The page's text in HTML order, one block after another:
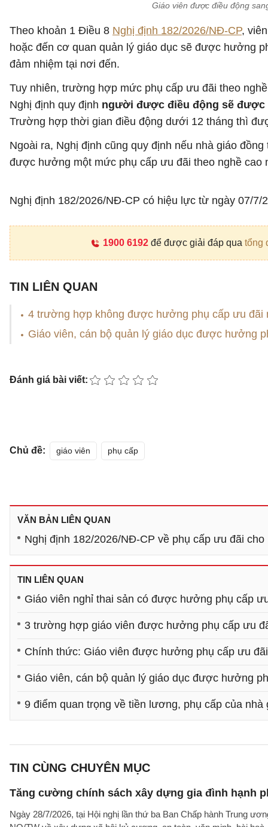
Giáo viên được điều động
Theo khoản 1 Điều 8 Nghị định 182/2026/NĐ-CP,
hoặc đến cơ quan quản lý giáo dục sẽ được hưởng
đảm nhiệm tại nơi đến.
Tuy nhiên, trường hợp mức phụ cấp ưu đãi theo
Nghị định quy định người được điều động sẽ được
Trường hợp thời gian điều động dưới 12 tháng thì
Ngoài ra, Nghị định cũng quy định nếu nhà giáo
được hưởng một mức phụ cấp ưu đãi theo nghề cao
Nghị định 182/2026/NĐ-CP có hiệu lực từ ngày 07/
1900 6192để được giải đáp qua tổng
TIN LIÊN QUAN
4 trường hợp không được hưởng phụ cấp ưu đãi
Giáo viên, cán bộ quản lý giáo dục được hưởng
Đánh giá bài viết:
Chủ đề: giáo viên phụ cấp
VĂN BẢN LIÊN QUAN
Nghị định 182/2026/NĐ-CP về phụ cấp ưu đãi
TIN LIÊN QUAN
Giáo viên nghỉ thai sản có được hưởng phụ cấp
3 trường hợp giáo viên được hưởng phụ cấp ưu
Chính thức: Giáo viên được hưởng phụ cấp ưu
Giáo viên, cán bộ quản lý giáo dục được hưởng
9 điểm quan trọng về tiền lương, phụ cấp của
TIN CÙNG CHUYÊN MỤC
Tăng cường chính sách xây dựng gia đình hạnh
Ngày 28/7/2026, tại Hội nghị lần thứ ba Ban Chấp hành Trung